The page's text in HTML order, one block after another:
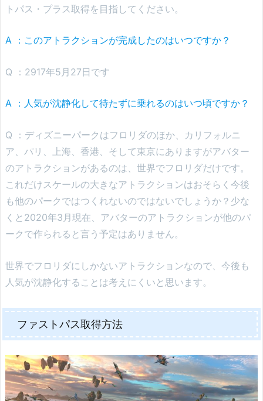
トパス・プラス取得を目指してください。
A ：このアトラクションが完成したのはいつですか？
Q ：2917年5月27日です
A ：人気が沈静化して待たずに乗れるのはいつ頃ですか？
Q ：ディズニーパークはフロリダのほか、カリフォルニ
ア、パリ、上海、香港、そして東京にありますがアバター
のアトラクションがあるのは、世界でフロリダだけです。
これだけスケールの大きなアトラクションはおそらく今後
も他のパークではつくれないのではないでしょうか？少な
くと2020年3月現在、アバターのアトラクションが他のパ
ークで作られると言う予定はありません。
世界でフロリダにしかないアトラクションなので、今後も
人気が沈静化することは考えにくいと思います。
ファストパス取得方法